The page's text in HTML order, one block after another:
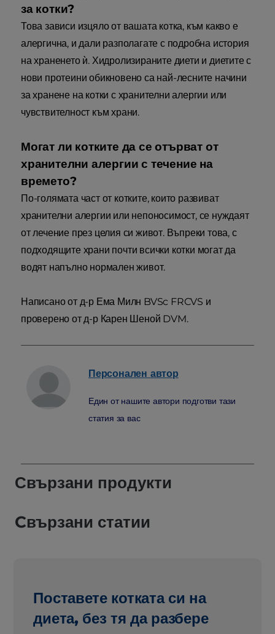
за котки?
Това зависи изцяло от вашата котка, към какво е
алергична, и дали разполагате с подробна история
на храненето ѝ. Хидролизираните диети и диетите с
нови протеини обикновено са най-лесните начини
за хранене на котки с хранителни алергии или
чувствителност към храни.
Могат ли котките да се отърват от
хранителни алергии с течение на
времето?
По-голямата част от котките, които развиват
хранителни алергии или непоносимост, се нуждаят
от лечение през целия си живот. Въпреки това, с
подходящите храни почти всички котки могат да
водят напълно нормален живот.
Написано от д-р Ема Милн BVSc FRCVS и
проверено от д-р Карен Шеной DVM.
Персонален автор
Един от нашите автори подготви тази
статия за вас
Свързани продукти
Cвързани статии
Поставете котката си на
диета, без тя да разбере